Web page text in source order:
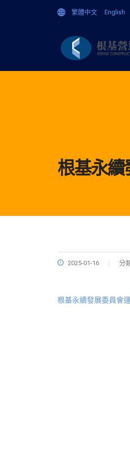
繁體中文 English
根基永續
2025-01-16 分
根基永續發展委員會